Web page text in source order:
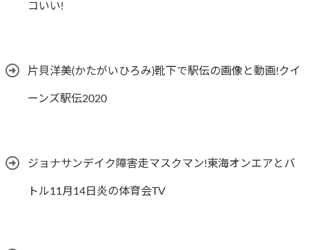
コいい!
片貝洋美(かたがいひろみ)靴下で駅伝の画像と動画!クイ
ーンズ駅伝2020
ジョナサンデイク障害走マスクマン!東海オンエアとバ
トル11月14日炎の体育会TV